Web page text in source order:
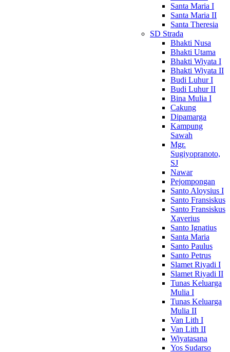
Santa Maria I
Santa Maria II
Santa Theresia
SD Strada
Bhakti Nusa
Bhakti Utama
Bhakti Wiyata I
Bhakti Wiyata II
Budi Luhur I
Budi Luhur II
Bina Mulia I
Cakung
Dipamarga
Kampung
Sawah
Mgr.
Sugiyopranoto,
SJ
Nawar
Pejompongan
Santo Aloysius I
Santo Fransiskus
Santo Fransiskus
Xaverius
Santo Ignatius
Santa Maria
Santo Paulus
Santo Petrus
Slamet Riyadi I
Slamet Riyadi II
Tunas Keluarga
Mulia I
Tunas Keluarga
Mulia II
Van Lith I
Van Lith II
Wiyatasana
Yos Sudarso